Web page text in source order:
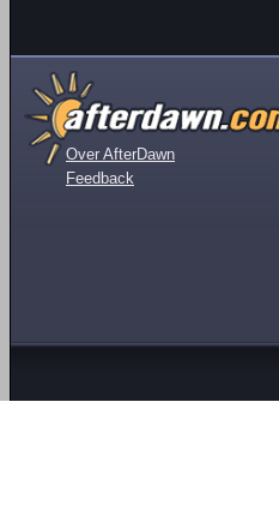
Over AfterDawn
Feedback